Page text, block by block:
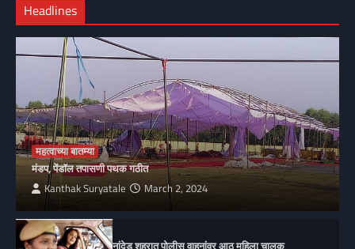
Headlines
महत्वाच्या बातम्या
मंडप, पेंडॉल तपासणी पथक गठीत
Kanthak Suryatale March 2, 2024